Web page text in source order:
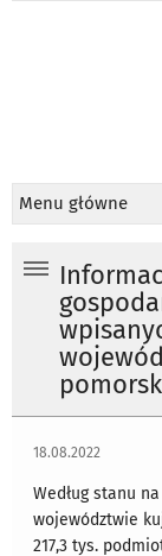
Menu główne
18.08.2022
Według stanu
województwie
217,3 tys.